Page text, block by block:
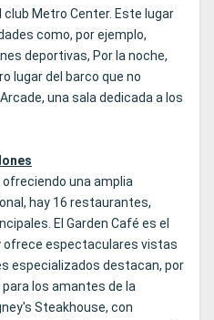
Metro Center. Este lugar
como, por ejemplo,
deportivas, Por la noche,
lugar del barco que no
una sala dedicada a los
ofreciendo una amplia
hay 16 restaurantes,
El Garden Café es el
espectaculares vistas
especializados destacan, por
para los amantes de la
Steakhouse, con